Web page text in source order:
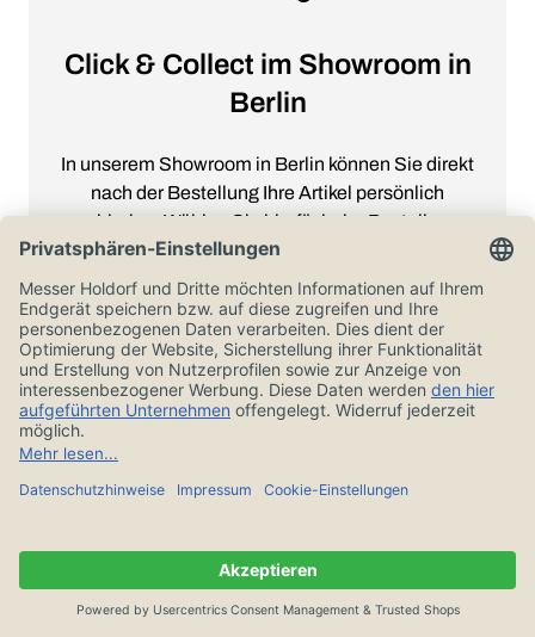
Click & Collect im Showroom in
Berlin
In unserem Showroom in Berlin können Sie direkt
nach der Bestellung Ihre Artikel persönlich
abholen. Wählen Sie hierfür beim Bestellen
einfach “Abholung Click & Collect” bei der
Versandart aus, und zahlen Sie mit Ihrer
Lieblingszahlart. Wir freuen uns auf Ihren Besuch.
Unser Showroom